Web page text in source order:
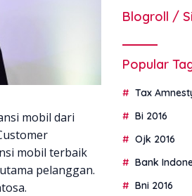
mobil dari
mobil terbaik
pelanggan.
Blogroll /
Popular
Tax
Bi 2016
Ojk 2016
Bank
Bni 2016